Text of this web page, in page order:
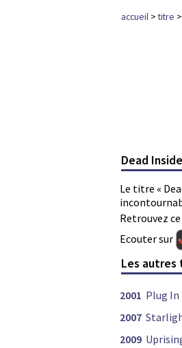
accueil >titre
Dead
Le titre «
Retrouvez
Ecouter sur
Les autres
2001 Plug In
2007
2009